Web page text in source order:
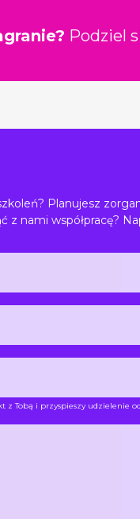
Podziel
Planujesz
nami współpracę?
Tobą i przyspieszy udzielenie